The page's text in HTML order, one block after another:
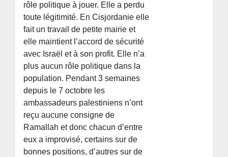
rôle politique à jouer. Elle a perdu
toute légitimité. En Cisjordanie elle
fait un travail de petite mairie et
elle maintient l’accord de sécurité
avec Israël et à son profit. Elle n’a
plus aucun rôle politique dans la
population. Pendant 3 semaines
depuis le 7 octobre les
ambassadeurs palestiniens n’ont
reçu aucune consigne de
Ramallah et donc chacun d’entre
eux a improvisé, certains sur de
bonnes positions, d’autres sur de